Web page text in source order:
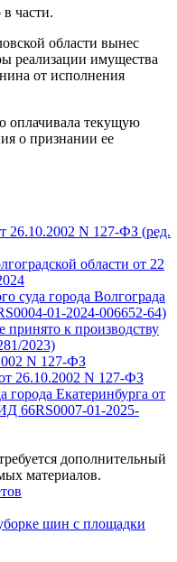
части.
области вынес
реализации имущества
от исполнения
оплачивала текущую
о признании ее
26.10.2002 N 127-ФЗ (ред.
области от 22
суда города Волгограда
01-2024-006652-64)
принято к производству
2023)
N 127-ФЗ
26.10.2002 N 127-ФЗ
города Екатеринбурга от
66RS0007-01-2025-
дополнительный
материалов.
шин с площадки